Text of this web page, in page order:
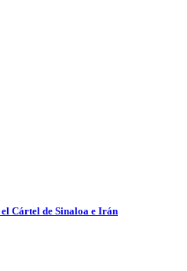
Cártel de Sinaloa e Irán